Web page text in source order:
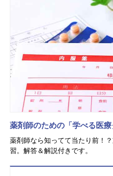
薬剤師のための「学べる医療
薬剤師なら知ってて当たり前！
習。解答＆解説付きです。